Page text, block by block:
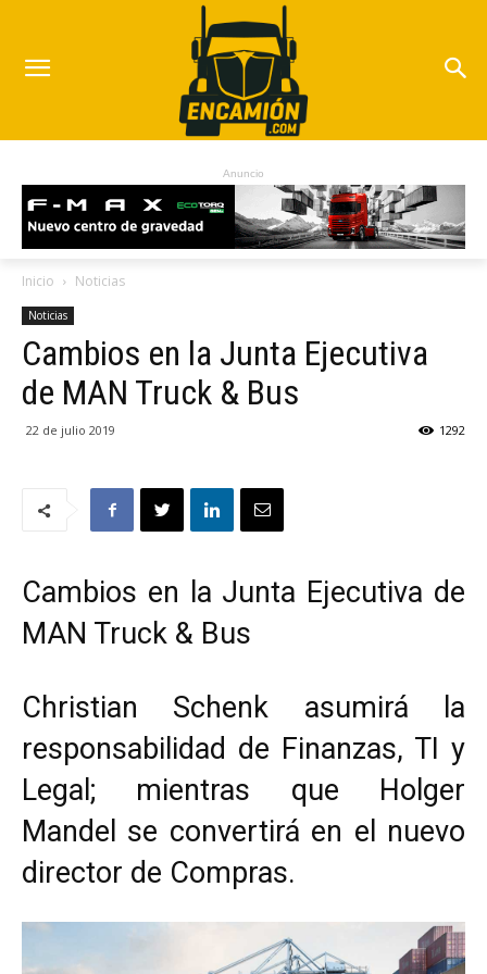
Anuncio
Inicio Noticias
Noticias
Cambios en la Junta Ejecutiva
de MAN Truck & Bus
22 de julio 2019 1292
Cambios en la Junta Ejecutiva de
MAN Truck & Bus
Christian Schenk asumirá la
responsabilidad de Finanzas, TI y
Legal; mientras que Holger
Mandel se convertirá en el nuevo
director de Compras.